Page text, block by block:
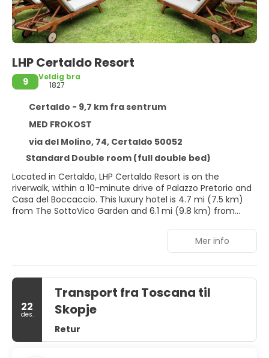
LHP Certaldo Resort
9
Veldig bra
1827
Certaldo - 9,7 km fra sentrum
MED FROKOST
via del Molino, 74, Certaldo 50052
Standard Double room (full double bed)
Located in Certaldo, LHP Certaldo Resort is on the
riverwalk, within a 10-minute drive of Palazzo Pretorio and
Casa del Boccaccio. This luxury hotel is 4.7 mi (7.5 km)
from The SottoVico Garden and 6.1 mi (9.8 km) from
Take advantage of recreation opportunities including an
outdoor pool and a 24-hour fitness center. Additional
features at this hotel include complimentary wireless
internet access, concierge services, and wedding
services. Getting to nearby attractions is a breeze with
the area shuttle (surcharge).
Make yourself at home in one of the 30 guestrooms
featuring minibars and LCD televisions. Your bed comes
Mer info
22
des.
Transport fra Toscana til
Skopje
Retur